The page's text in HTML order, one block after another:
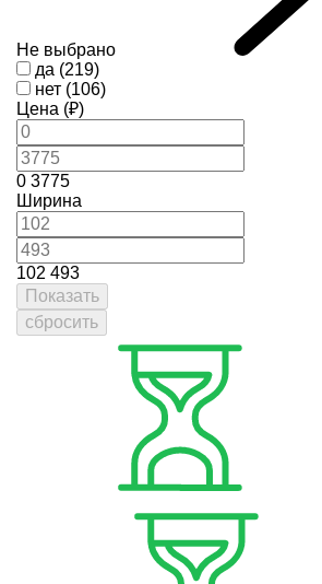
Не выбрано
да (219)
нет (106)
Цена (₽)
0 3775
Ширина
102 493
Показать
сбросить